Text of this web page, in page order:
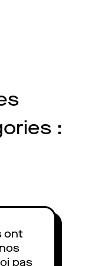
de Saxenda ?
médecins ? Quel
est-il remboursé
explique. :
ont
pas